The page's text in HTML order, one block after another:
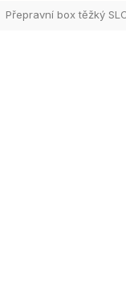
Přepravní box těžký